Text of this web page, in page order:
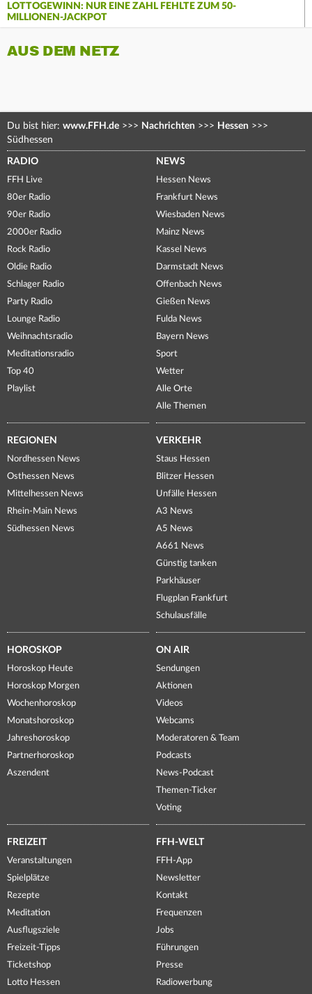
LOTTOGEWINN: NUR EINE ZAHL FEHLTE ZUM 50-
MILLIONEN-JACKPOT
AUS DEM NETZ
Du bist hier: www.FFH.de >>> Nachrichten >>> Hessen >>>
Südhessen
RADIO
FFH Live
80er Radio
90er Radio
2000er Radio
Rock Radio
Oldie Radio
Schlager Radio
Party Radio
Lounge Radio
Weihnachtsradio
Meditationsradio
Top 40
Playlist
NEWS
Hessen News
Frankfurt News
Wiesbaden News
Mainz News
Kassel News
Darmstadt News
Offenbach News
Gießen News
Fulda News
Bayern News
Sport
Wetter
Alle Orte
Alle Themen
REGIONEN
Nordhessen News
Osthessen News
Mittelhessen News
Rhein-Main News
Südhessen News
VERKEHR
Staus Hessen
Blitzer Hessen
Unfälle Hessen
A3 News
A5 News
A661 News
Günstig tanken
Parkhäuser
Flugplan Frankfurt
Schulausfälle
HOROSKOP
Horoskop Heute
Horoskop Morgen
Wochenhoroskop
Monatshoroskop
Jahreshoroskop
Partnerhoroskop
Aszendent
ON AIR
Sendungen
Aktionen
Videos
Webcams
Moderatoren & Team
Podcasts
News-Podcast
Themen-Ticker
Voting
FREIZEIT
Veranstaltungen
Spielplätze
Rezepte
Meditation
Ausflugsziele
Freizeit-Tipps
Ticketshop
Lotto Hessen
FFH-WELT
FFH-App
Newsletter
Kontakt
Frequenzen
Jobs
Führungen
Presse
Radiowerbung